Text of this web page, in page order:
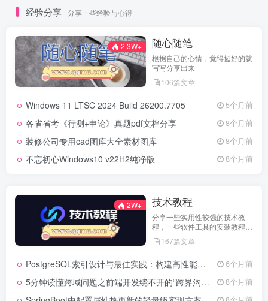
经验分享 分享一些经验与心得
2.3W+ 随心随笔
根据自己的心情，觉得挺好的就
写写分享出来
106篇文章
Windows 11 LTSC 2024 Build 26200.7705 5个月前
各省省考《行测+申论》真题pdf文档分享 8个月前
装修公司专用cad图库大全素材图库 8个月前
不忘初心Windows10 v22H2纯净版 8个月前
2W+ 技术教程
分享一些实用性较强的技术教
程，一些软件工具的安装教程，
以及一些工具的实用方法，环境
配置等等
167篇文章
PostgreSQL索引设计与最佳实践：构建高性能数据库的基石 6个月前
5分钟读懂跨域问题之前端开发绕不开的“跨界沟通”难题 8个月前